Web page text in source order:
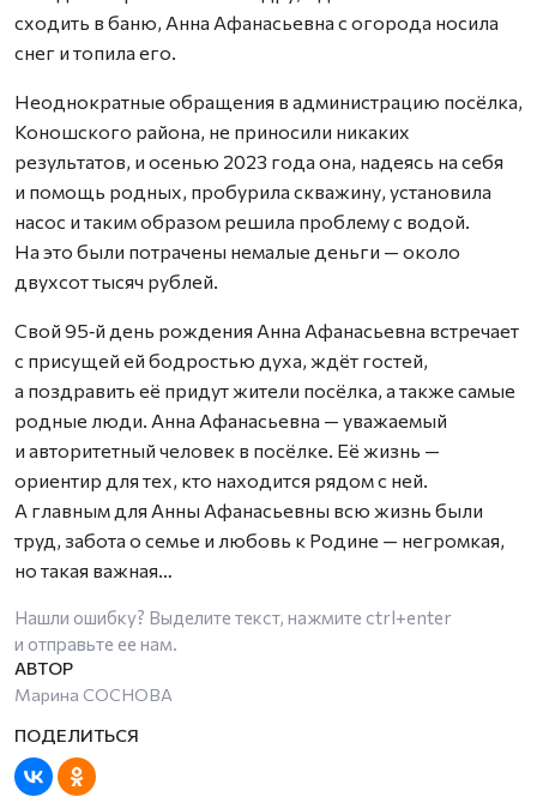
сходить в баню, Анна Афанасьевна с огорода носила
снег и топила его.
Неоднократные обращения в администрацию посёлка,
Коношского района, не приносили никаких
результатов, и осенью 2023 года она, надеясь на себя
и помощь родных, пробурила скважину, установила
насос и таким образом решила проблему с водой.
На это были потрачены немалые деньги — около
двухсот тысяч рублей.
Свой 95‑й день рождения Анна Афанасьевна встречает
с присущей ей бодростью духа, ждёт гостей,
а поздравить её придут жители посёлка, а также самые
родные люди. Анна Афанасьевна — уважаемый
и авторитетный человек в посёлке. Её жизнь —
ориентир для тех, кто находится рядом с ней.
А главным для Анны Афанасьевны всю жизнь были
труд, забота о семье и любовь к Родине — негромкая,
но такая важная…
Нашли ошибку? Выделите текст, нажмите ctrl+enter
и отправьте ее нам.
Марина СОСНОВА